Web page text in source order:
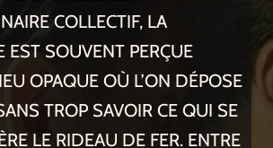
COLLECTIF, LA
EST SOUVENT PERÇUE
OPAQUE OÙ L’ON DÉPOSE
TROP SAVOIR CE QUI SE
LE RIDEAU DE FER. ENTRE